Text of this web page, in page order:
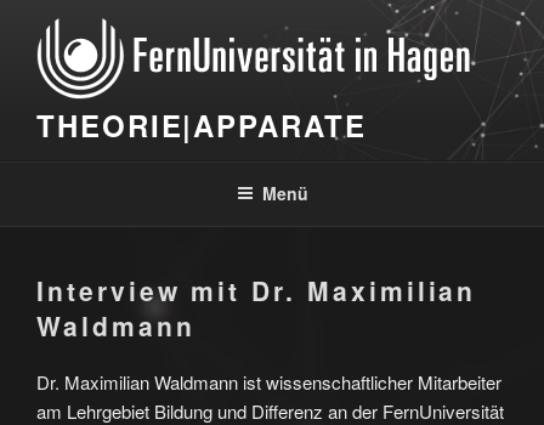
Inhalt
springen
THEORIE|APPARATE
Menü
Interview mit Dr. Maximilian
Waldmann
Dr. Maximilian Waldmann ist wissenschaftlicher Mitarbeiter
am Lehrgebiet Bildung und Differenz an der FernUniversität